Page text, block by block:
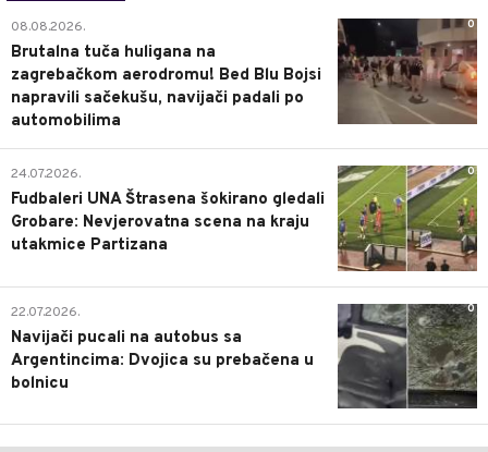
0
08.08.2026.
Brutalna tuča huligana na
zagrebačkom aerodromu! Bed Blu Bojsi
napravili sačekušu, navijači padali po
automobilima
0
24.07.2026.
Fudbaleri UNA Štrasena šokirano gledali
Grobare: Nevjerovatna scena na kraju
utakmice Partizana
0
22.07.2026.
Navijači pucali na autobus sa
Argentincima: Dvojica su prebačena u
bolnicu